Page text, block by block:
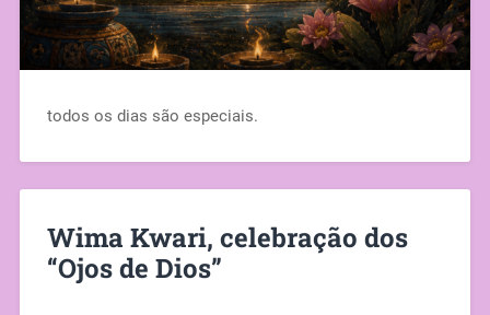
todos os dias são especiais.
Wima Kwari, celebração dos
“Ojos de Dios”